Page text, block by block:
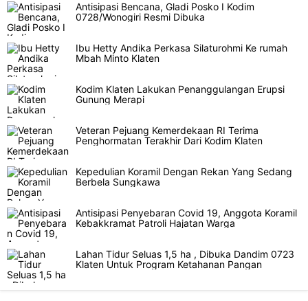
Antisipasi Bencana, Gladi Posko I Kodim
0728/Wonogiri Resmi Dibuka
Ibu Hetty Andika Perkasa Silaturohmi Ke rumah
Mbah Minto Klaten
Kodim Klaten Lakukan Penanggulangan Erupsi
Gunung Merapi
Veteran Pejuang Kemerdekaan RI Terima
Penghormatan Terakhir Dari Kodim Klaten
Kepedulian Koramil Dengan Rekan Yang Sedang
Berbela Sungkawa
Antisipasi Penyebaran Covid 19, Anggota Koramil
Kebakkramat Patroli Hajatan Warga
Lahan Tidur Seluas 1,5 ha , Dibuka Dandim 0723
Klaten Untuk Program Ketahanan Pangan